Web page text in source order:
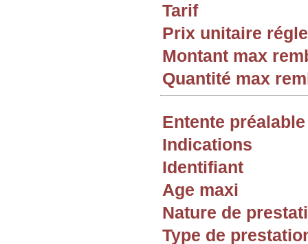
Tarif
Prix unitaire
Montant max
Quantité max
Entente préalable
Indications
Identifiant
Age maxi
Nature de
Type de